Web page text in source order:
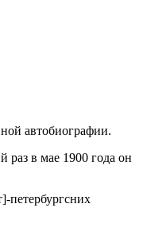
автобиографии.
раз в мае 1900 года он
петербургсних